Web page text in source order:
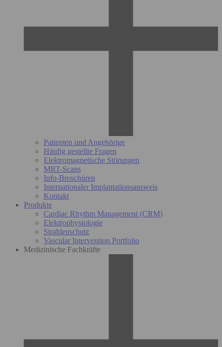
Patienten und Angehörige
Häufig gestellte Fragen
Elektromagnetische Störungen
MRT-Scans
Info-Broschüren
Internationaler Implantationsausweis
Kontakt
Produkte
Cardiac Rhythm Management (CRM)
Elektrophysiologie
Strahlenschutz
Vascular Intervention Portfolio
Medizinische Fachkräfte